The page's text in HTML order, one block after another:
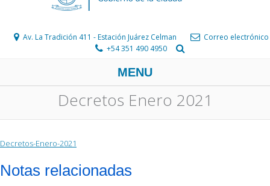
Av. La Tradición 411 - Estación Juárez Celman
Correo electrónico
+54 351 490 4950
MENU
Decretos Enero 2021
Decretos-Enero-2021
Notas relacionadas